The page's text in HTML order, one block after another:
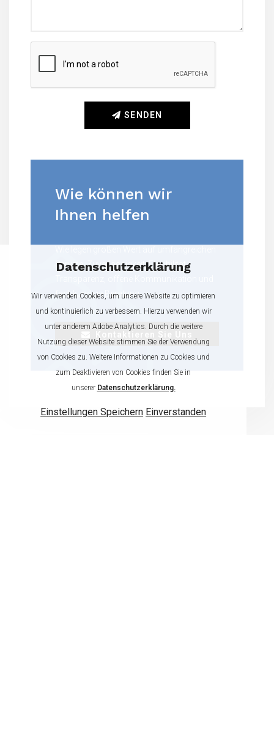
SENDEN
Wie können wir
Ihnen helfen
Service, Zuverlässigkeit, Flexibilität,
fachkundige Beratung.
Kontaktieren Sie Uns
Datenschutzerklärung
Wir verwenden Cookies, um unsere Website zu optimieren
und kontinuierlich zu verbessern. Hierzu verwenden wir
unter anderem Adobe Analytics. Durch die weitere
Nutzung dieser Website stimmen Sie der Verwendung
von Cookies zu. Weitere Informationen zu Cookies und
zum Deaktivieren von Cookies finden Sie in
unserer Datenschutzerklärung.
Einstellungen Speichern Einverstanden